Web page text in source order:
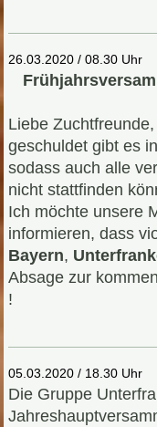
26.03.2020 / 08.30 Uhr
Liebe
geschuldet gibt es
sodass auch alle
nicht stattfinden
Ich möchte unsere
informieren, dass
Bayern,
Absage zur
!
05.03.2020 / 18.30 Uhr
Die Gruppe